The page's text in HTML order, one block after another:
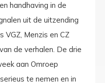
handhaving in de
uit de uitzending
VGZ, Menzis en CZ
de verhalen. De drie
aan Omroep
te nemen en in